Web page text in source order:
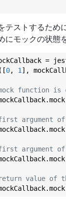
テストするため
にモックの状態
=
0, 1],
function is
argument
argument
value of